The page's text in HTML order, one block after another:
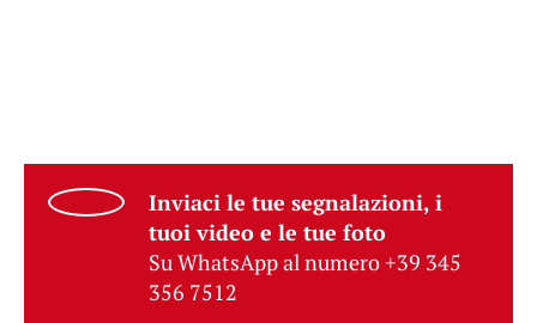
Inviaci le tue segnalazioni, i
tuoi video e le tue foto
Su WhatsApp al numero +39 345
356 7512